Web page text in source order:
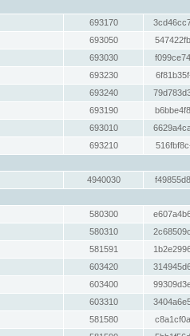
693170
693050
693030
693230
693240
693190
693010
693210
4940030
580300
580310
581591
603420
603400
603310
581580